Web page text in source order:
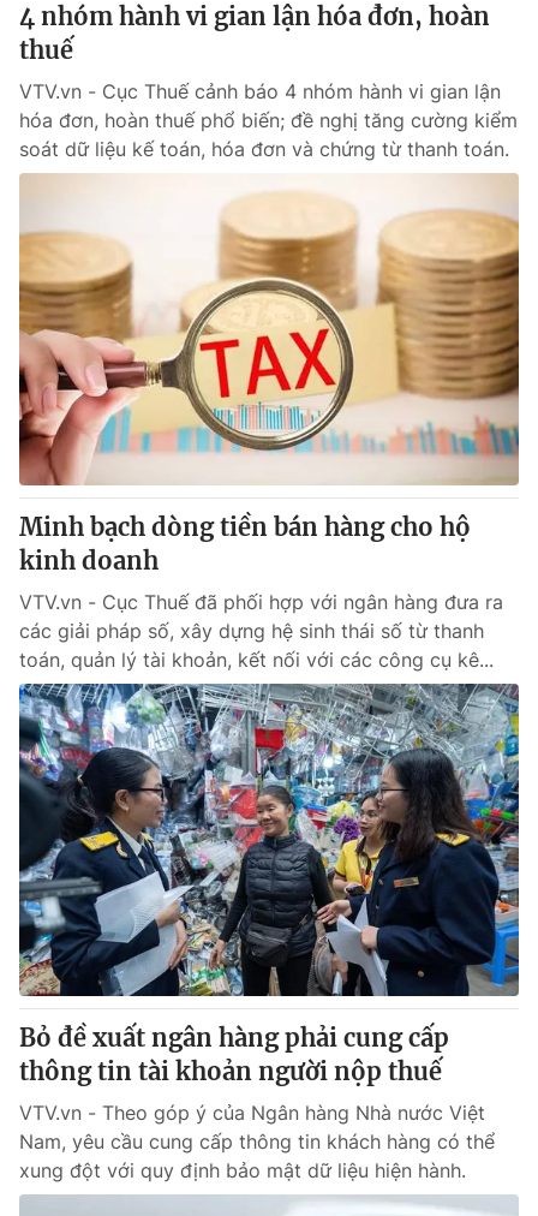
4 nhóm hành vi gian lận hóa đơn, hoàn
thuế
VTV.vn - Cục Thuế cảnh báo 4 nhóm hành vi gian lận
hóa đơn, hoàn thuế phổ biến; đề nghị tăng cường kiểm
soát dữ liệu kế toán, hóa đơn và chứng từ thanh toán.
Minh bạch dòng tiền bán hàng cho hộ
kinh doanh
VTV.vn - Cục Thuế đã phối hợp với ngân hàng đưa ra
các giải pháp số, xây dựng hệ sinh thái số từ thanh
toán, quản lý tài khoản, kết nối với các công cụ kê...
Bỏ đề xuất ngân hàng phải cung cấp
thông tin tài khoản người nộp thuế
VTV.vn - Theo góp ý của Ngân hàng Nhà nước Việt
Nam, yêu cầu cung cấp thông tin khách hàng có thể
xung đột với quy định bảo mật dữ liệu hiện hành.